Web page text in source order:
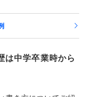
は中学卒業時から